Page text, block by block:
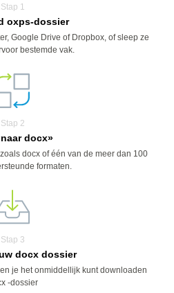
Stap 1
oxps-dossier
Google Drive of Dropbox, of sleep ze
bestemde vak.
Stap 2
docx»
docx of één van de meer dan 100
formaten.
Stap 3
docx dossier
je het onmiddellijk kunt downloaden
-dossier